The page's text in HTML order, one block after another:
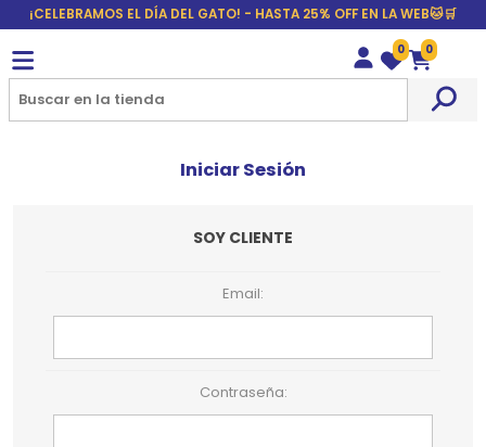
¡CELEBRAMOS EL DÍA DEL GATO! - HASTA 25% OFF EN LA WEB🐱🛒
Wishlist
0
Carrito
0
Iniciar Sesión
SOY CLIENTE
Email:
Contraseña: